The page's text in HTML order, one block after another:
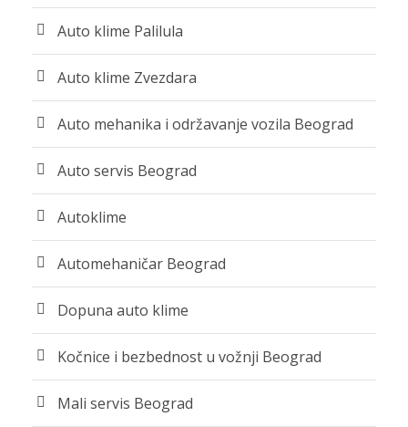
Auto klime Palilula
Auto klime Zvezdara
Auto mehanika i održavanje vozila Beograd
Auto servis Beograd
Autoklime
Automehaničar Beograd
Dopuna auto klime
Kočnice i bezbednost u vožnji Beograd
Mali servis Beograd